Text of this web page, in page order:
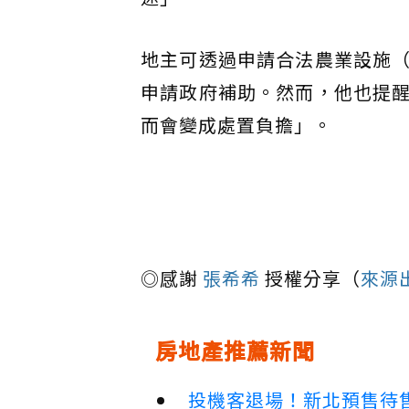
地主可透過申請合法農業設施
申請政府補助。然而，他也提
而會變成處置負擔」。
◎感謝 張希希 授權分享（來源
房地產推薦新聞
投機客退場！新北預售待